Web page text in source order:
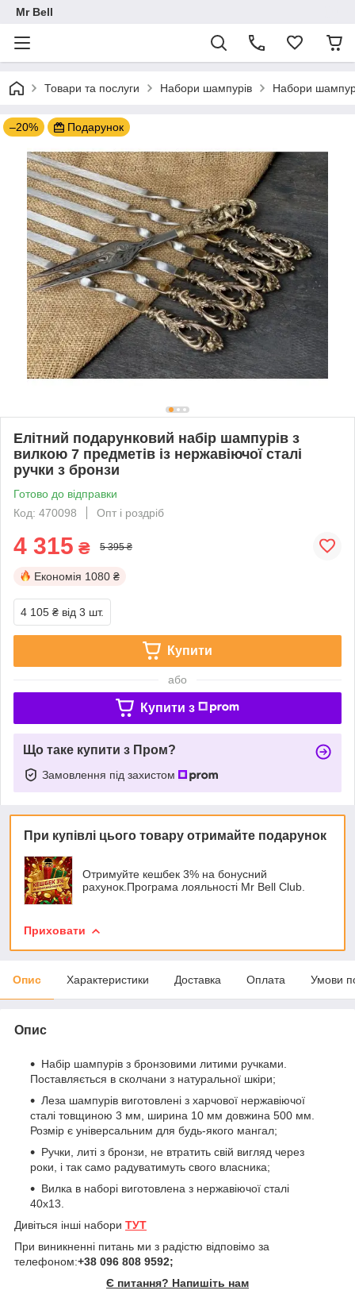
Mr Bell
Товари та послуги Набори шампурів Набори
–20% Подарунок
Елітний подарунковий набір шампурів з
вилкою 7 предметів із нержавіючої сталі
ручки з бронзи
Готово до відправки
Код: 470098
Опт і роздріб
4 315 ₴ 5 395 ₴
Економія 1080 ₴
4 105 ₴ від 3 шт.
Купити
або
Купити з
Що таке купити з Пром?
Замовлення під захистом
При купівлі цього товару отримайте подарунок
Отримуйте кешбек 3% на бонусний
рахунок.Програма лояльності Mr Bell Club.
Приховати
Опис Характеристики Доставка Оплата Умови
Опис
Набір шампурів з бронзовими литими ручками.
Поставляється в сколчани з натуральної шкіри;
Леза шампурів виготовлені з харчової нержавіючої
сталі товщиною 3 мм, ширина 10 мм довжина 500 мм.
Розмір є універсальним для будь-якого мангал;
Ручки, литі з бронзи, не втратить свій вигляд через
роки, і так само радуватимуть свого власника;
Вилка в наборі виготовлена з нержавіючої сталі
40х13.
Дивіться інші набори ТУТ
При виникненні питань ми з радістю відповімо за
телефоном:+38 096 808 9592;
Є питання? Напишіть нам